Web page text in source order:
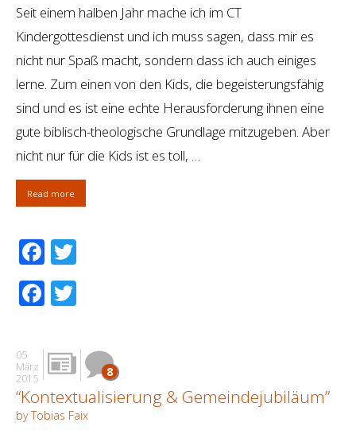
Seit einem halben Jahr mache ich im CT
Kindergottesdienst und ich muss sagen, dass mir es
nicht nur Spaß macht, sondern dass ich auch einiges
lerne. Zum einen von den Kids, die begeisterungsfähig
sind und es ist eine echte Herausforderung ihnen eine
gute biblisch-theologische Grundlage mitzugeben. Aber
nicht nur für die Kids ist es toll, …
Read more
Facebook
Facebook
05
März
2015
8
“Kontextualisierung & Gemeindejubiläum”
by Tobias Faix